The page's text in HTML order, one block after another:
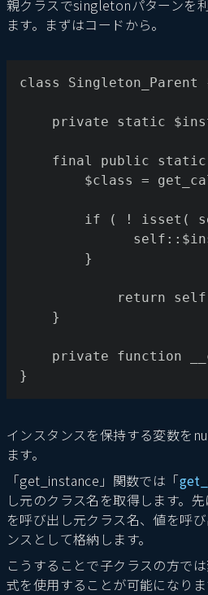
親クラスでsingletonパターンを
ます。まずはコードから。
class Singleton_Parent
private static
final public
$class =
if ( ! isset(
		}
return
    }
private function
}
インスタンスを保持する変数を
ます。
「get_instance」関数では「
し元のクラス名を取得します。
を呼び出し元クラス名、値を呼
ンスとして格納します。
こうすることで子クラスの方で
式を使用することが可能になりま